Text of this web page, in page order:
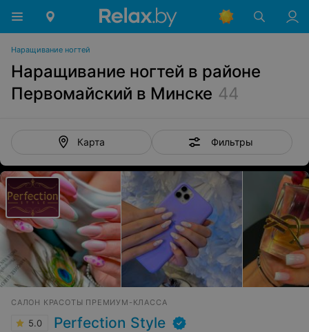
Наращивание ногтей
Наращивание ногтей в районе
Первомайский в Минске 44
Карта Фильтры
САЛОН КРАСОТЫ ПРЕМИУМ-КЛАССА
5.0 Perfection Style